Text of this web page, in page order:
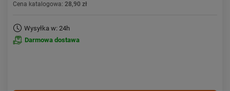
Cena katalogowa: 28,90 zł
Wysyłka w: 24h
Darmowa dostawa